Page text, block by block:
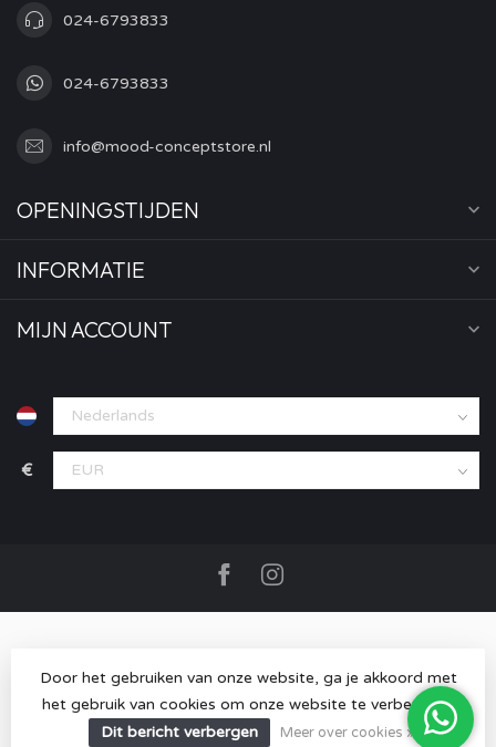
024-6793833
024-6793833
info@mood-conceptstore.nl
OPENINGSTIJDEN
INFORMATIE
MIJN ACCOUNT
€
© Copyright 2026 MOOD store- Powered byLightspeed-
Lightspeed designby Dyvelopment
Door het gebruiken van onze website, ga je akkoord met
het gebruik van cookies om onze website te verbeteren.
Dit bericht verbergen
Meer over cookies »